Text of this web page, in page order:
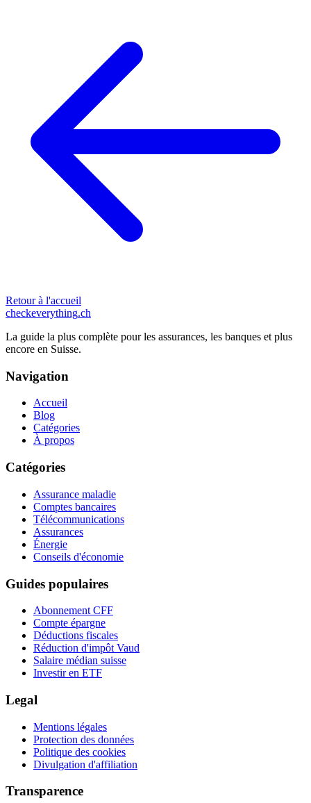
Retour à l'accueil
checkeverything.ch
La guide la plus complète pour les assurances, les banques et plus
encore en Suisse.
Navigation
Accueil
Blog
Catégories
À propos
Catégories
Assurance maladie
Comptes bancaires
Télécommunications
Assurances
Énergie
Conseils d'économie
Guides populaires
Abonnement CFF
Compte épargne
Déductions fiscales
Réduction d'impôt Vaud
Salaire médian suisse
Investir en ETF
Legal
Mentions légales
Protection des données
Politique des cookies
Divulgation d'affiliation
Transparence